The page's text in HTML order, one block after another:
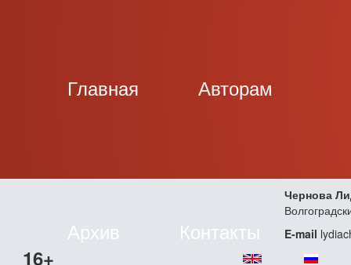
Главная Авторам
Архив Контакты
16+
Чернова
E-mail